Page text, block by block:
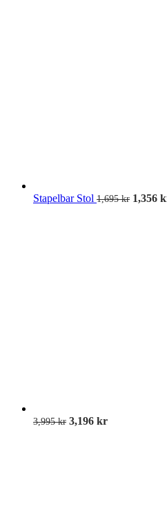
Stapelbar Stol 1,695kr 1,356
3,995kr 3,196 kr